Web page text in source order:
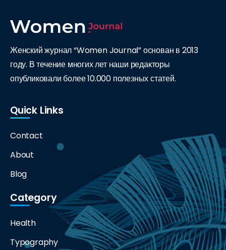
Женский журнал “Women Journal” основан в 2013
году. В течение многих лет наши редакторы
опубликовали более 10.000 полезных статей.
Quick Links
Contact
About
Blog
Category
Health
Typography